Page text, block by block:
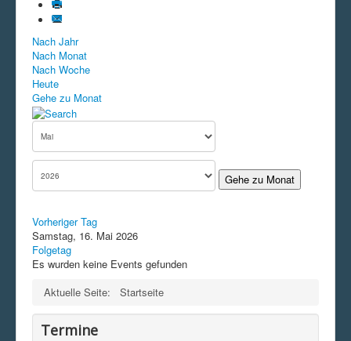
Nach Jahr
Nach Monat
Nach Woche
Heute
Gehe zu Monat
Gehe zu Monat
Vorheriger Tag
Samstag, 16. Mai 2026
Folgetag
Es wurden keine Events gefunden
Aktuelle Seite:
Startseite
Termine